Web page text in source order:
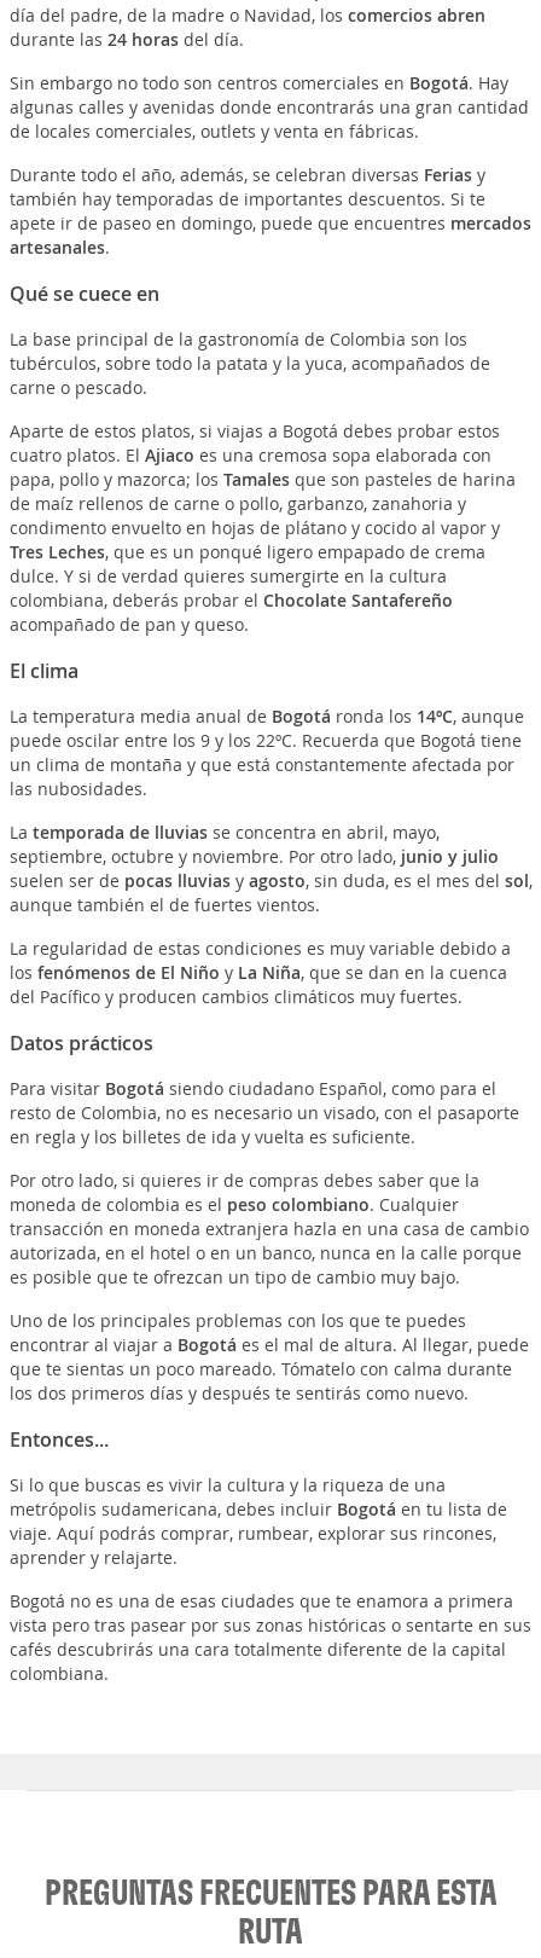
día del padre, de la madre o Navidad, los comercios abren
durante las 24 horasdel día.
Sin embargo no todo son centros comerciales en Bogotá. Hay
algunas calles y avenidas donde encontrarás una gran cantidad
de locales comerciales, outlets y venta en fábricas.
Durante todo el año, además, se celebran diversas Feriasy
también hay temporadas de importantes descuentos. Si te
apete ir de paseo en domingo, puede que encuentres mercados
artesanales.
Qué se cuece en
La base principal de la gastronomía de Colombia son los
tubérculos, sobre todo la patata y la yuca, acompañados de
carne o pescado.
Aparte de estos platos, si viajas a Bogotá debes probar estos
cuatro platos. El Ajiaco es una cremosa sopa elaborada con
papa, pollo y mazorca; los Tamales que son pasteles de harina
de maíz rellenos de carne o pollo, garbanzo, zanahoria y
condimento envuelto en hojas de plátano y cocido al vapor y
Tres Leches, que es un ponqué ligero empapado de crema
dulce. Y si de verdad quieres sumergirte en la cultura
colombiana, deberás probar el Chocolate Santafereño
acompañado de pan y queso.
El clima
La temperatura media anual de Bogotá ronda los 14ºC, aunque
puede oscilar entre los 9 y los 22ºC. Recuerda que Bogotá tiene
un clima de montaña y que está constantemente afectada por
las nubosidades.
La temporada de lluviasse concentra en abril, mayo,
septiembre, octubre y noviembre. Por otro lado, junio y julio
suelen ser de pocas lluvias y agosto, sin duda, es el mes del sol,
aunque también el de fuertes vientos.
La regularidad de estas condiciones es muy variable debido a
los fenómenos de El Niño yLa Niña, que se dan en la cuenca
del Pacífico y producen cambios climáticos muy fuertes.
Datos prácticos
Para visitar Bogotá siendo ciudadano Español, como para el
resto de Colombia, no es necesario un visado, con el pasaporte
en regla y los billetes de ida y vuelta es suficiente.
Por otro lado, si quieres ir de compras debes saber que la
moneda de colombia es el peso colombiano. Cualquier
transacción en moneda extranjera hazla en una casa de cambio
autorizada, en el hotel o en un banco, nunca en la calle porque
es posible que te ofrezcan un tipo de cambio muy bajo.
Uno de los principales problemas con los que te puedes
encontrar al viajar a Bogotá es el mal de altura. Al llegar, puede
que te sientas un poco mareado. Tómatelo con calma durante
los dos primeros días y después te sentirás como nuevo.
Entonces...
Si lo que buscas es vivir la cultura y la riqueza de una
metrópolis sudamericana, debes incluir Bogotá en tu lista de
viaje. Aquí podrás comprar, rumbear, explorar sus rincones,
aprender y relajarte.
Bogotá no es una de esas ciudades que te enamora a primera
vista pero tras pasear por sus zonas históricas o sentarte en sus
cafés descubrirás una cara totalmente diferente de la capital
colombiana.
PREGUNTAS FRECUENTES PARA ESTA
RUTA